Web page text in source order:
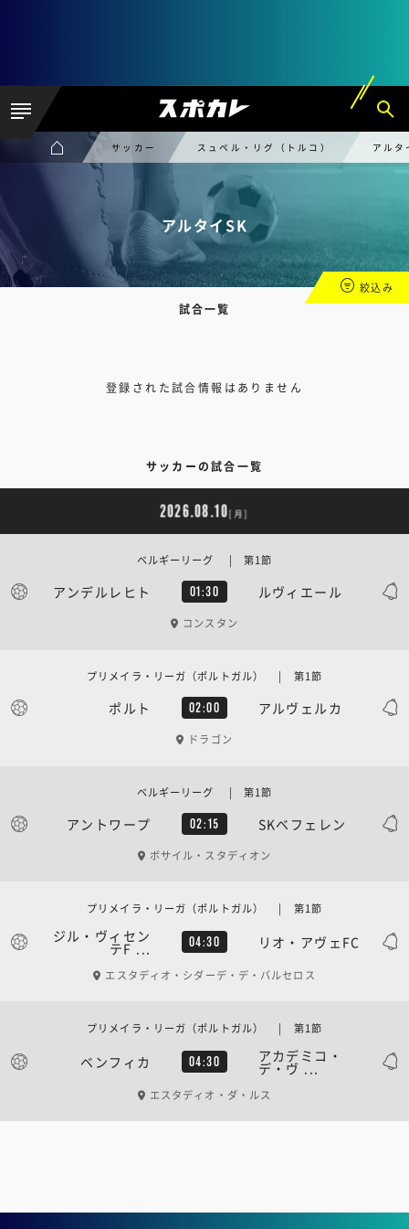
サッカー スュペル・リグ（トルコ） アルタ
アルタイSK
試合一覧
絞込み
登録された試合情報はありません
サッカーの試合一覧
2026.08.10[月]
アンデルレヒト 01:30 ルヴィエール
ベルギーリーグ | 第1節
コンスタン
ポルト 02:00 アルヴェルカ
プリメイラ・リーガ（ポルトガル） | 第1節
ドラゴン
アントワープ 02:15 SKベフェレン
ベルギーリーグ | 第1節
ボサイル・スタディオン
ジル・ヴィセン
テF ... 04:30 リオ・アヴェFC
プリメイラ・リーガ（ポルトガル） | 第1節
エスタディオ・シダーデ・デ・バルセロス
ベンフィカ 04:30 アカデミコ・
デ・ヴ ...
プリメイラ・リーガ（ポルトガル） | 第1節
エスタディオ・ダ・ルス